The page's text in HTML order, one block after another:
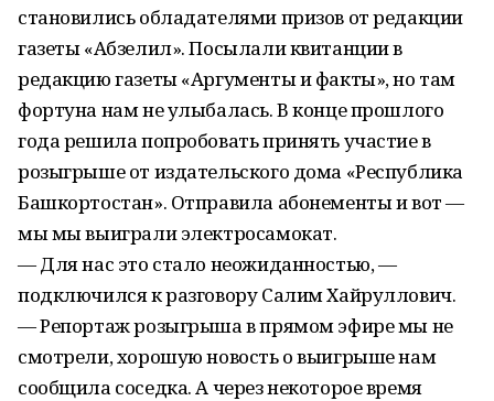
становились обладателями призов от редакции
газеты «Абзелил». Посылали квитанции в
редакцию газеты «Аргументы и факты», но там
фортуна нам не улыбалась. В конце прошлого
года решила попробовать принять участие в
розыгрыше от издательского дома «Республика
Башкортостан». Отправила абонементы и вот —
мы мы выиграли электросамокат.
— Для нас это стало неожиданностью, —
подключился к разговору Салим Хайруллович.
— Репортаж розыгрыша в прямом эфире мы не
смотрели, хорошую новость о выигрыше нам
сообщила соседка. А через некоторое время